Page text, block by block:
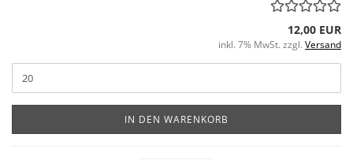
12,00 EUR
inkl. 7% MwSt. zzgl. Versand
IN DEN WARENKORB